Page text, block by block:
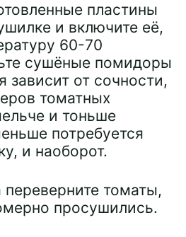
пластины
и включите её,
60-70
сушёные помидоры
зависит от сочности,
томатных
и тоньше
потребуется
и наоборот.
переверните томаты,
просушились.